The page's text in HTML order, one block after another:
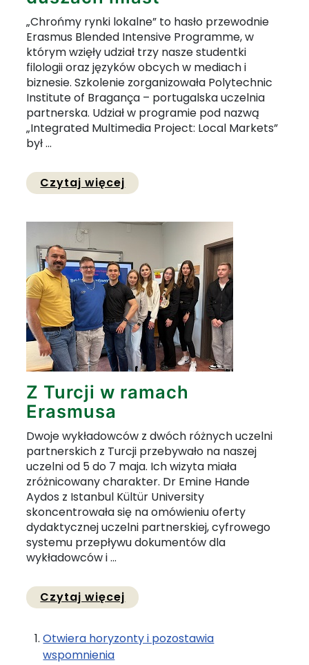
„Chrońmy rynki lokalne” to hasło przewodnie
Erasmus Blended Intensive Programme, w
którym wzięły udział trzy nasze studentki
filologii oraz języków obcych w mediach i
biznesie. Szkolenie zorganizowała Polytechnic
Institute of Bragança – portugalska uczelnia
partnerska. Udział w programie pod nazwą
„Integrated Multimedia Project: Local Markets”
był ...
Czytaj więcej Przejdź do pełnej
Z Turcji w ramach
Erasmusa
Dwoje wykładowców z dwóch różnych uczelni
partnerskich z Turcji przebywało na naszej
uczelni od 5 do 7 maja. Ich wizyta miała
zróżnicowany charakter. Dr Emine Hande
Aydos z Istanbul Kültür University
skoncentrowała się na omówieniu oferty
dydaktycznej uczelni partnerskiej, cyfrowego
systemu przepływu dokumentów dla
wykładowców i ...
Czytaj więcej Przejdź do pełnej
Otwiera horyzonty i pozostawia
wspomnienia